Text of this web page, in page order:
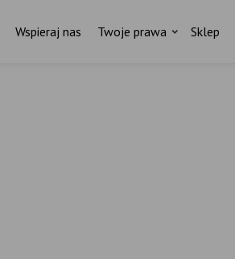
Wspieraj nas Twoje prawa Sklep